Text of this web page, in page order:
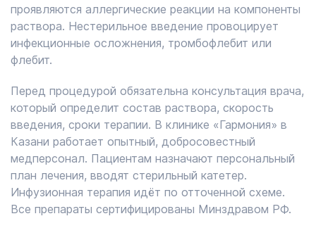
проявляются аллергические реакции на компоненты
раствора. Нестерильное введение провоцирует
инфекционные осложнения, тромбофлебит или
флебит.
Перед процедурой обязательна консультация врача,
который определит состав раствора, скорость
введения, сроки терапии. В клинике «Гармония» в
Казани работает опытный, добросовестный
медперсонал. Пациентам назначают персональный
план лечения, вводят стерильный катетер.
Инфузионная терапия идёт по отточенной схеме.
Все препараты сертифицированы Минздравом РФ.